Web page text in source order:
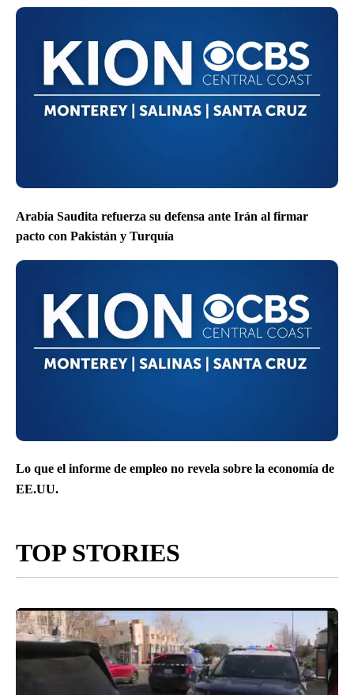
Arabia Saudita refuerza su defensa ante Irán al firmar
pacto con Pakistán y Turquía
Lo que el informe de empleo no revela sobre la economía de
EE.UU.
TOP STORIES